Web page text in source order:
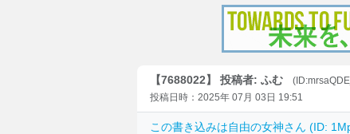
【7688022】 投稿者: ふむ
投稿日時：2025年 07月 03日 19:51
この書き込みは自由の女神さん (ID: